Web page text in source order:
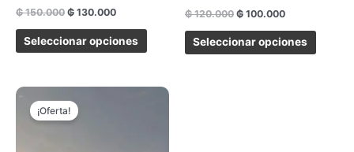
₲150.000 ₲ 130.000
Seleccionar opciones
₲120.000 ₲ 100.000
Seleccionar opciones
¡Oferta!
precio
original